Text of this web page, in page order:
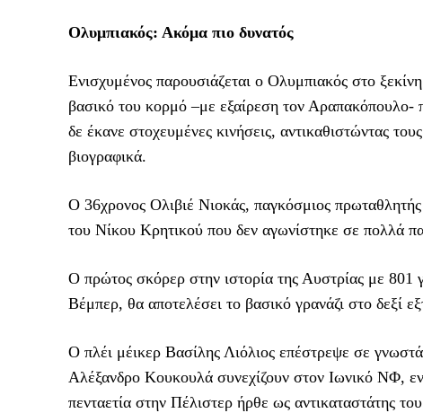
Ολυμπιακός: Ακόμα πιο δυνατός
Ενισχυμένος παρουσιάζεται ο Ολυμπιακός στο
βασικό του κορμό –με εξαίρεση τον Αραπακόπουλο-
δε έκανε στοχευμένες κινήσεις, αντικαθιστώντας
βιογραφικά.
Ο 36χρονος Ολιβιέ Νιοκάς, παγκόσμιος
του Νίκου Κρητικού που δεν αγωνίστηκε σε πολλά
Ο πρώτος σκόρερ στην ιστορία της Αυστρίας με 801
Βέμπερ, θα αποτελέσει το βασικό γρανάζι στο δεξί
Ο πλέι μέικερ Βασίλης Λιόλιος επέστρεψε σε
Αλέξανδρο Κουκουλά συνεχίζουν στον Ιωνικό ΝΦ,
πενταετία στην Πέλιστερ ήρθε ως αντικαταστάτης